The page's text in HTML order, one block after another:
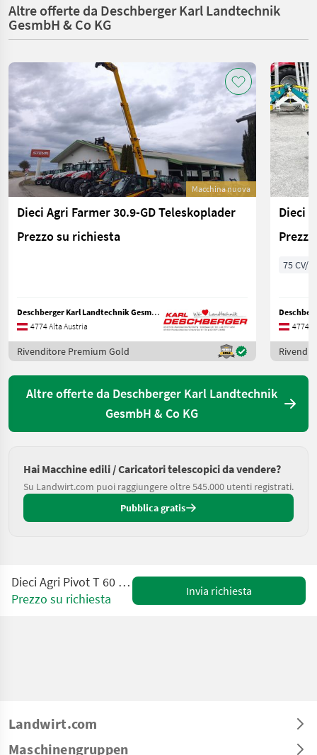
Altre offerte da Deschberger Karl Landtechnik
GesmbH & Co KG
Macchina nuova
Dieci Agri Farmer 30.9-GD Teleskoplader
Prezzo su richiesta
Deschberger Karl Landtechnik GesmbH & Co KG
4774 Alta Austria
Rivenditore Premium Gold
Dieci
75 CV/
4774
Altre offerte da Deschberger Karl Landtechnik
GesmbH & Co KG
Hai Macchine edili / Caricatori telescopici da vendere?
Su Landwirt.com puoi raggiungere oltre 545.000 utenti registrati.
Pubblica gratis
Dieci Agri Pivot T 60 Knick-Teleskoplader
Prezzo su richiesta
Invia richiesta
Landwirt.com
Maschinengruppen